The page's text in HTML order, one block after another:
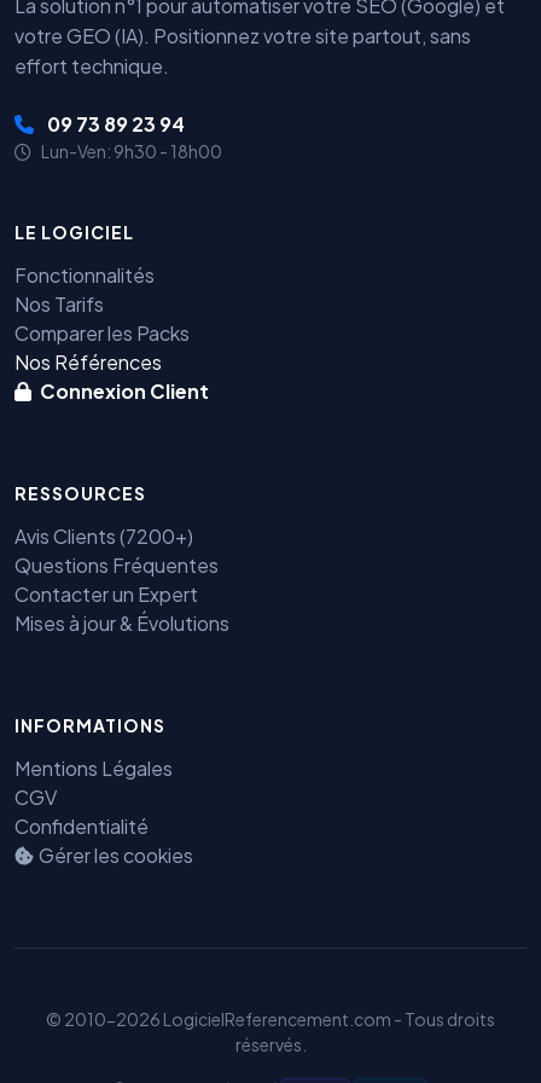
La solution n°1 pour automatiser votre SEO (Google) et
votre GEO (IA). Positionnez votre site partout, sans
effort technique.
09 73 89 23 94
Lun-Ven: 9h30 - 18h00
LE LOGICIEL
Fonctionnalités
Nos Tarifs
Comparer les Packs
Nos Références
Connexion Client
RESSOURCES
Avis Clients (7200+)
Questions Fréquentes
Contacter un Expert
Mises à jour & Évolutions
INFORMATIONS
Mentions Légales
CGV
Confidentialité
Gérer les cookies
© 2010-2026 LogicielReferencement.com - Tous droits
réservés.